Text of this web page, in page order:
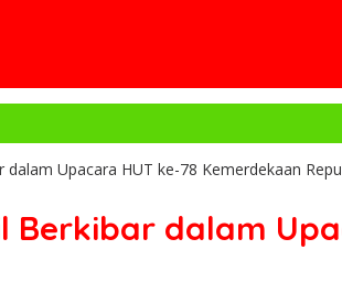
Upacara HUT ke-78 Kemerdekaan
Berkibar dalam